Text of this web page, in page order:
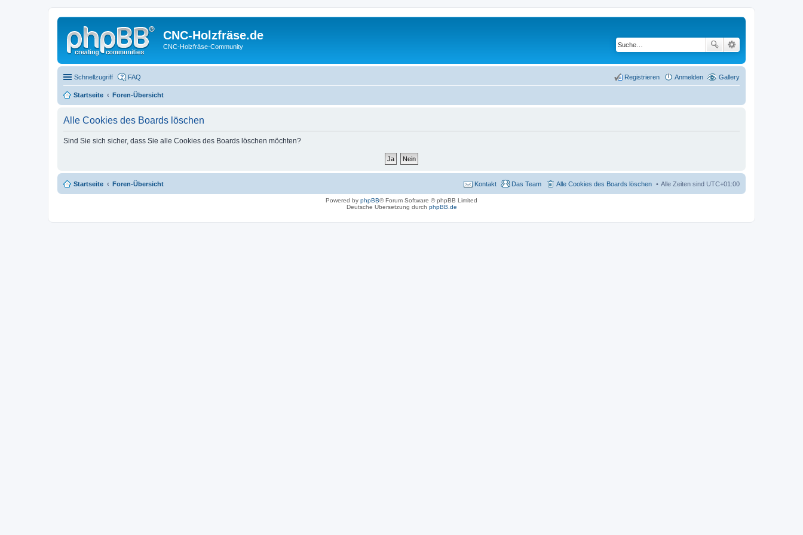
CNC-Holzfräse.de
CNC-Holzfräse-Community
Schnellzugriff Gallery
FAQ Anmelden
Registrieren
Startseite Foren-Übersicht
Alle Cookies des Boards löschen
Sind Sie sich sicher, dass Sie alle Cookies des Boards löschen möchten?
Startseite Foren-Übersicht Alle Zeiten sind UTC+01:00
Alle Cookies des Boards löschen
Das Team
Kontakt
Powered by phpBB® Forum Software © phpBB Limited
Deutsche Übersetzung durch phpBB.de